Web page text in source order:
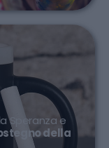
Speranza e
della